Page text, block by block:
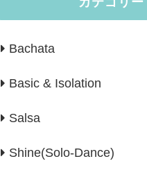
Bachata
Basic & Isolation
Salsa
Shine(Solo-Dance)